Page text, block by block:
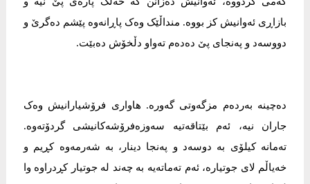
بازاڕی ئەوانیش کز بووە. منداڵێک وەک پاڕانەوە پێشم دەگرێ و
دووسەد و پەنجای پێ دەدەم تەواو دڵخۆش دەبێت.
دەچینە بەردەم مزگەوتی گەورە. هاواری فرۆشیارانیش وەک
جاران نیە، ئەم بێتاقەتیە سەوزەفرۆشەکانیشی گردۆتەوە.
تەمانە کیلۆی بە دوسەد و پەنجا دینار، بە شەرمەوە کڕیم و
خەیاڵم لای جوتیارە، ئەم تەماتەیە بە چەند لە جوتیار کڕدراوە وا